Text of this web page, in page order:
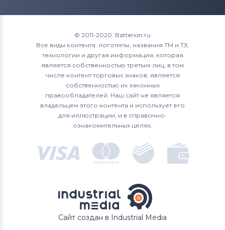
Аккумуляторы для ноутбуков Acer
Аккумуляторы для ноутбуков Asus
Аккумуляторы для ноутбуков
Alienware
XPS 15
15 (9570) D1941T
15 (9570) R1645
15 (9570) R1645S
15 (9570) R1745S
© 2011-2020. Batterion.ru
Все виды контента: логотипы, названия ТМ и ТЗ,
технологии и другая информация, которая
является собственностью третьих лиц, в том
числе контент торговых знаков, является
собственностью их законных
правообладателей. Наш сайт не является
владельцем этого контента и использует его
для иллюстрации, и в справочно-
ознакомительных целях.
Сайт создан в Industrial Media